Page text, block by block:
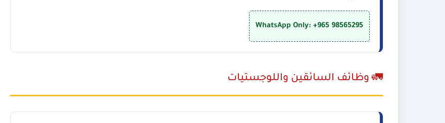
WhatsApp Only: +965 98565295
🚛 وظائف السائقين واللوجستيات